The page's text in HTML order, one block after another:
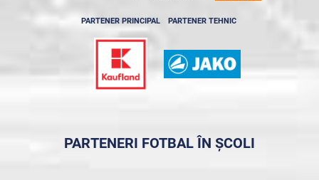
PARTENER PRINCIPAL PARTENER TEHNIC
PARTENERI FOTBAL ÎN ȘCOLI